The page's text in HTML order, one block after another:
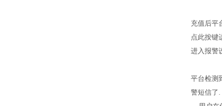
充值后平
点此按键
进入报警
平台检测
警短信了.